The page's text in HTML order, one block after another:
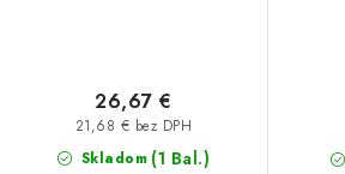
Skladom (1 Bal.)
21,68 € bez DPH
26,67 €